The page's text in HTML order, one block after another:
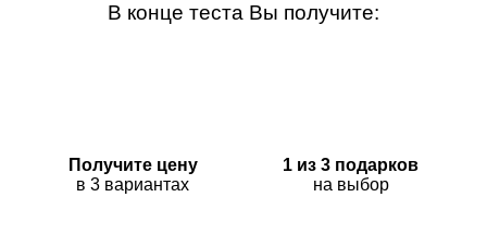
В конце теста Вы получите:
Получите цену
в 3 вариантах
1 из 3 подарков
на выбор